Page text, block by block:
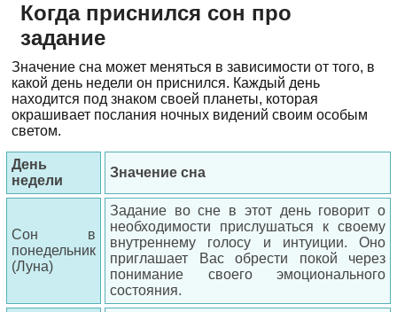
Когда приснился сон про
задание
Значение сна может меняться в зависимости от того, в
какой день недели он приснился. Каждый день
находится под знаком своей планеты, которая
окрашивает послания ночных видений своим особым
светом.
День
недели
Значение сна
Сон в
понедельник
(Луна)
Задание во сне в этот день говорит о
необходимости прислушаться к своему
внутреннему голосу и интуиции. Оно
приглашает Вас обрести покой через
понимание своего эмоционального
состояния.